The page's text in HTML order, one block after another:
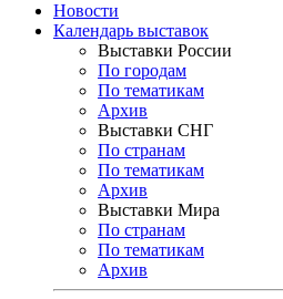
Новости
Календарь выставок
Выставки России
По городам
По тематикам
Архив
Выставки СНГ
По странам
По тематикам
Архив
Выставки Мира
По странам
По тематикам
Архив